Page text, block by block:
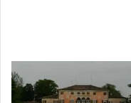
Di seguito alcune
e le altre del Parco
giorni scorsi